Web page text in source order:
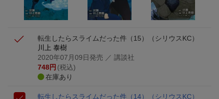
転生したらスライムだった件（15）
（シリウスKC）
川上 泰樹
2020年07月09日発売 ／ 講談社
748円 (税込)
在庫あり
転生したらスライムだった件（14）
（シリウスKC）